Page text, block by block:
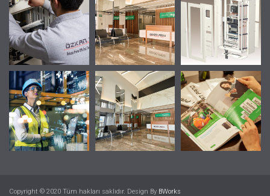
Copyright © 2020 Tüm hakları saklıdır. Design By BWorks